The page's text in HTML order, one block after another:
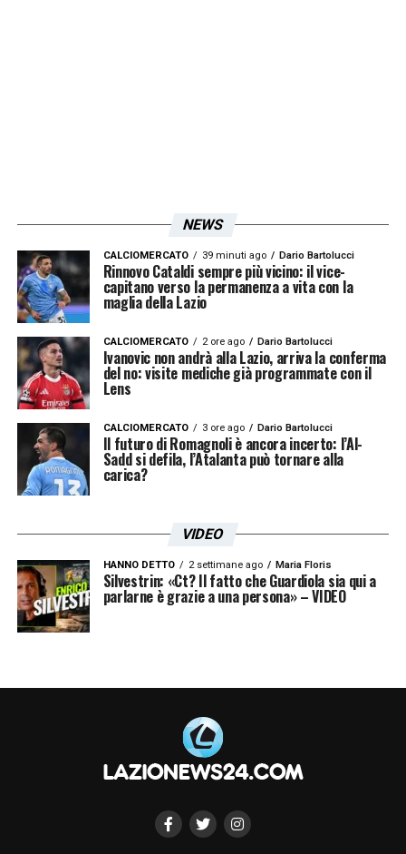
NEWS
CALCIOMERCATO 39 minuti ago Dario Bartolucci
Rinnovo Cataldi sempre più vicino: il vice-
capitano verso la permanenza a vita con la
maglia della Lazio
CALCIOMERCATO 2 ore ago Dario Bartolucci
Ivanovic non andrà alla Lazio, arriva la conferma
del no: visite mediche già programmate con il
Lens
CALCIOMERCATO 3 ore ago Dario Bartolucci
Il futuro di Romagnoli è ancora incerto: l’Al-
Sadd si defila, l’Atalanta può tornare alla
carica?
VIDEO
HANNO DETTO 2 settimane ago Maria Floris
Silvestrin: «Ct? Il fatto che Guardiola sia qui a
parlarne è grazie a una persona» – VIDEO